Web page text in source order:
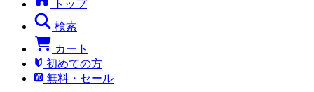
トップ
検索
カート
初めての方
無料・セール